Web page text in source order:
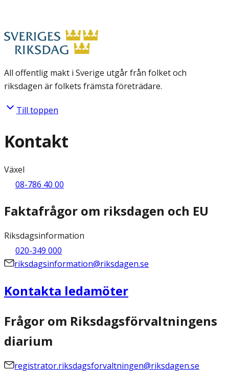
All offentlig makt i Sverige utgår från folket och
riksdagen är folkets främsta företrädare.
Till toppen
Kontakt
Växel
08-786 40 00
Faktafrågor om riksdagen och EU
Riksdagsinformation
020-349 000
riksdagsinformation@riksdagen.se
Kontakta ledamöter
Frågor om Riksdagsförvaltningens
diarium
registrator.riksdagsforvaltningen@riksdagen.se